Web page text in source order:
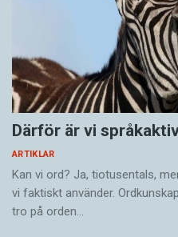
Därför är vi
ARTIKLAR
Kan vi ord? Ja, tiotusentals,
vi faktiskt använder.
tro på orden…